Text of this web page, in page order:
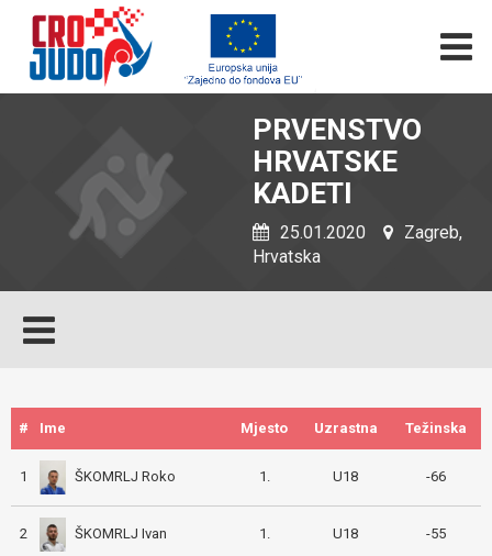
PRVENSTVO
HRVATSKE
KADETI
25.01.2020
Zagreb,
Hrvatska
# Ime Mjesto Uzrastna Težinska
1 ŠKOMRLJ Roko 1. U18 -66
2 ŠKOMRLJ Ivan 1. U18 -55